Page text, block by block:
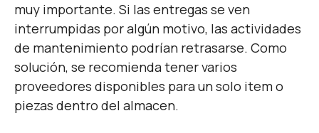
muy importante. Si las entregas se ven
interrumpidas por algún motivo, las actividades
de mantenimiento podrían retrasarse. Como
solución, se recomienda tener varios
proveedores disponibles para un solo item o
piezas dentro del almacen.